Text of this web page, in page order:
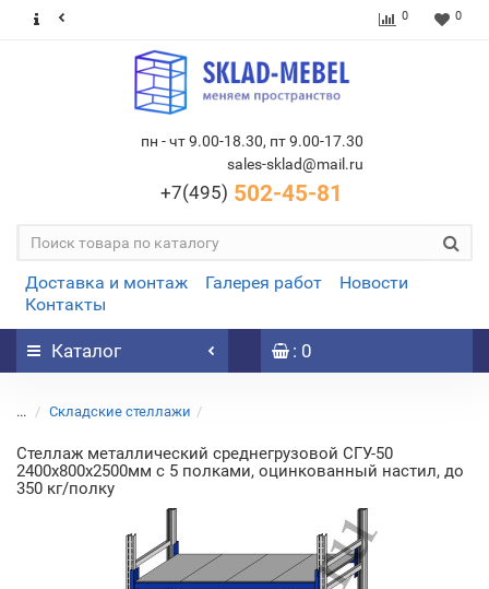
0 0
пн - чт 9.00-18.30, пт 9.00-17.30
sales-sklad@mail.ru
+7(495) 502-45-81
Доставка и монтаж Галерея работ
Новости
Контакты
Каталог : 0
... Складские стеллажи
Стеллаж металлический среднегрузовой СГУ-50
2400х800х2500мм с 5 полками, оцинкованный настил, до
350 кг/полку